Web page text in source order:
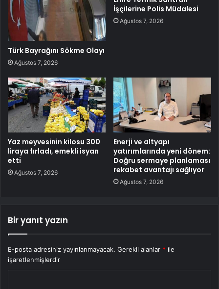
Türk Bayrağını Sökme Olayı
Ağustos 7, 2026
İşçilerine Polis Müdalesi
Ağustos 7, 2026
Yaz meyvesinin kilosu 300
liraya fırladı, emekli isyan
etti
Ağustos 7, 2026
Enerji ve altyapı
yatırımlarında yeni dönem:
Doğru sermaye planlaması
rekabet avantajı sağlıyor
Ağustos 7, 2026
Bir yanıt yazın
E-posta adresiniz yayınlanmayacak. Gerekli alanlar * ile
işaretlenmişlerdir